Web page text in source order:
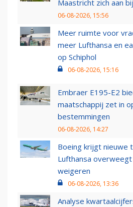
Maastricht zich aan
06-08-2026, 15:56
Meer ruimte voor
meer Lufthansa en
op Schiphol
06-08-2026, 15:16
Embraer E195-E2
maatschappij zet in
bestemmingen
06-08-2026, 14:27
Boeing krijgt nieuwe
Lufthansa
weigeren
06-08-2026, 13:36
Analyse